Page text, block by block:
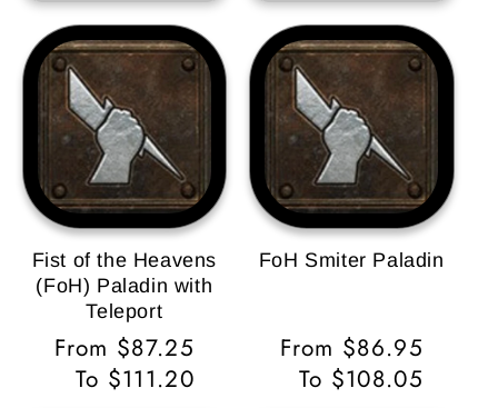
Fist of the Heavens
(FoH) Paladin with
Teleport
Precio
habitual
From $87.25
To $111.20
FoH Smiter Paladin
Precio
habitual
From $86.95
To $108.05